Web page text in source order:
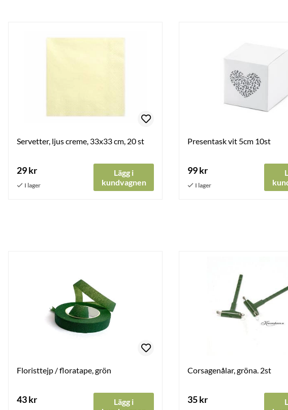
Servetter, ljus creme, 33x33 cm, 20 st
29 kr
Lägg i
kundvagnen
Presentask vit 5cm 10st
99 kr
Floristtejp / floratape, grön
43 kr
Lägg i
Corsagenålar, gröna. 2st
35 kr